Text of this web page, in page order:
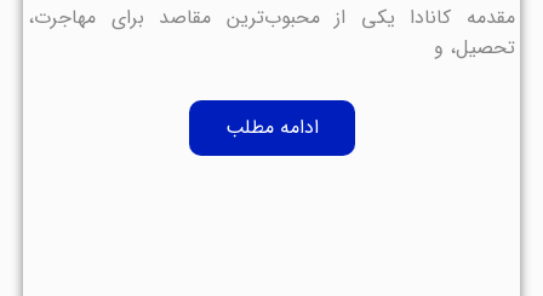
مقدمه کانادا یکی از محبوب‌ترین مقاصد برای مهاجرت،
تحصیل، و
ادامه مطلب